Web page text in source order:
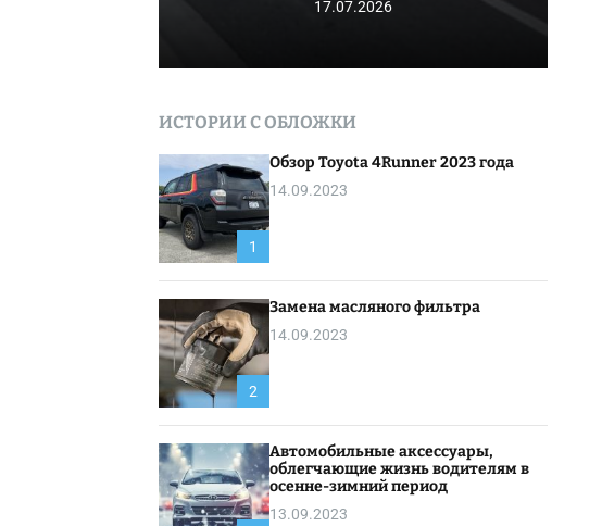
17.07.2026
ИСТОРИИ С ОБЛОЖКИ
1
Обзор Toyota 4Runner 2023 года
14.09.2023
2
Замена масляного фильтра
14.09.2023
Автомобильные аксессуары,
облегчающие жизнь водителям в
осенне-зимний период
13.09.2023